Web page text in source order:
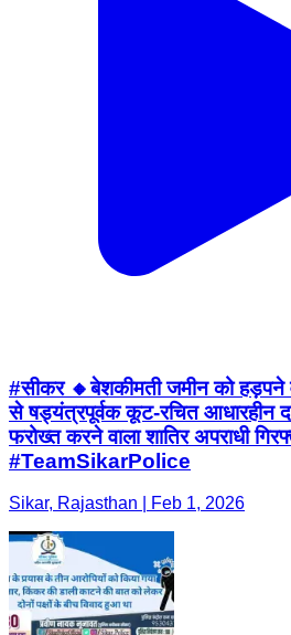
#सीकर 🔸बेशकीमती जमीन को हड़पने
से षड्यंत्रपूर्वक कूट-रचित आधारहीन
फरोख्त करने वाला शातिर अपराधी
#TeamSikarPolice
Sikar, Rajasthan | Feb 1, 2026